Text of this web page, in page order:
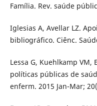
Família. Rev. saúde
Iglesias A, Avellar LZ.
bibliográfico. Ciênc.
Lessa G, Kuehlkamp
políticas públicas de
enferm. 2015 Jan-Mar;